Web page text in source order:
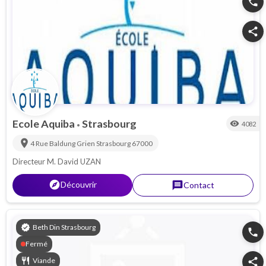
share
Ecole Aquiba • Strasbourg visibility 4082
location_on 4 Rue Baldung Grien Strasbourg 67000
Directeur M. David UZAN
explorerDécouvrir messageContact
verified Beth Din Strasbourg
Fermé
restaurant Viande
phone
share